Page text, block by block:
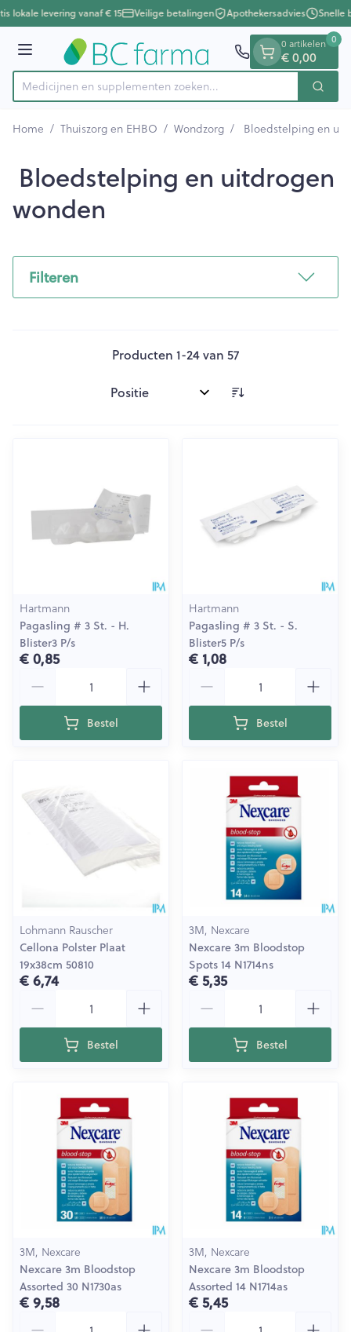
Ga naar de inhoud
1 van 1
lokale levering vanaf € 15 Veilige betalingen Apothekersadvies Snelle
Menu
Product, merk, categorie...
Medicijnen en supplementen zoeken Zoek
0 artikelen
€ 0,00
0
Home / Thuiszorg en EHBO / Wondzorg / Bloedstelping en
Bloedstelping en uitdrogen
wonden
Filteren
Producten 1-24van 57
Sorteer op:
Hartmann
Pagasling # 3 St. - H.
Blister3 P/s
€ 0,85
Bestel
Hartmann
Pagasling # 3 St. - S.
Blister5 P/s
€ 1,08
Bestel
Lohmann Rauscher
Cellona Polster Plaat
19x38cm 50810
€ 6,74
Bestel
3M, Nexcare
Nexcare 3m Bloodstop
Spots 14 N1714ns
€ 5,35
Bestel
3M, Nexcare
Nexcare 3m Bloodstop
Assorted 30 N1730as
€ 9,58
3M, Nexcare
Nexcare 3m Bloodstop
Assorted 14 N1714as
€ 5,45